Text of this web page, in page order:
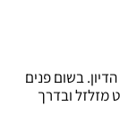
בשום פנים
מזלזל ובדרך